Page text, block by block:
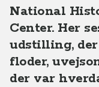
National
Center. Her
udstilling,
floder,
der var